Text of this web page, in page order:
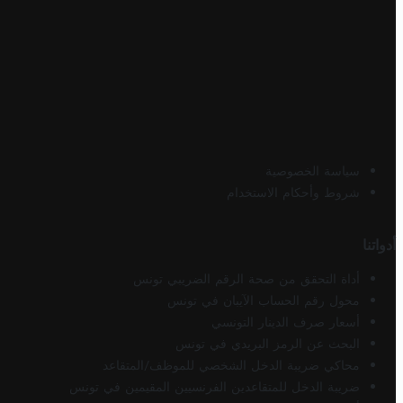
سياسة الخصوصية
شروط وأحكام الاستخدام
أدواتنا
أداة التحقق من صحة الرقم الضريبي تونس
محول رقم الحساب الآيبان في تونس
أسعار صرف الدينار التونسي
البحث عن الرمز البريدي في تونس
محاكي ضريبة الدخل الشخصي للموظف/المتقاعد
ضريبة الدخل للمتقاعدين الفرنسيين المقيمين في تونس